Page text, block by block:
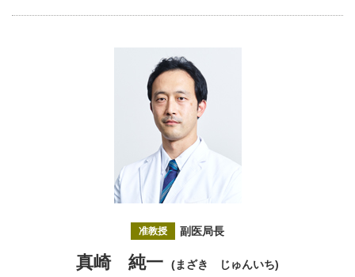
准教授 副医局長
真崎 純一 (まざき じゅんいち)